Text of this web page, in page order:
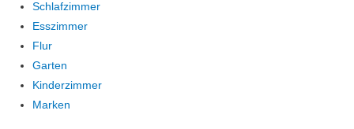
Schlafzimmer
Esszimmer
Flur
Garten
Kinderzimmer
Marken